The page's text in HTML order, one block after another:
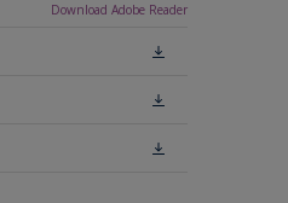
Download Adobe Reader